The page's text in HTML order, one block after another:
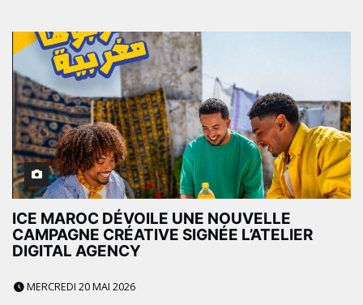
ICE MAROC DÉVOILE UNE NOUVELLE
CAMPAGNE CRÉATIVE SIGNÉE L’ATELIER
DIGITAL AGENCY
MERCREDI 20 MAI 2026